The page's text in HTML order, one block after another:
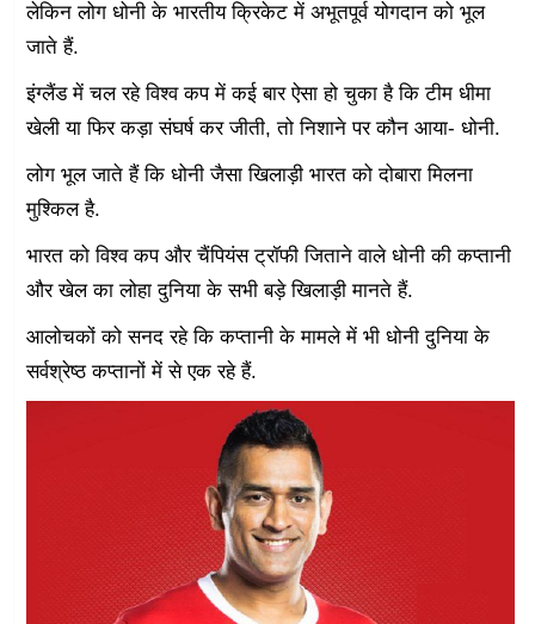
लेकिन लोग धोनी के भारतीय क्रिकेट में अभूतपूर्व योगदान को भूल
जाते हैं.
इंग्लैंड में चल रहे विश्व कप में कई बार ऐसा हो चुका है कि टीम धीमा
खेली या फिर कड़ा संघर्ष कर जीती, तो निशाने पर कौन आया- धोनी.
लोग भूल जाते हैं कि धोनी जैसा खिलाड़ी भारत को दोबारा मिलना
मुश्किल है.
भारत को विश्व कप और चैंपियंस ट्रॉफी जिताने वाले धोनी की कप्तानी
और खेल का लोहा दुनिया के सभी बड़े खिलाड़ी मानते हैं.
आलोचकों को सनद रहे कि कप्तानी के मामले में भी धोनी दुनिया के
सर्वश्रेष्ठ कप्तानों में से एक रहे हैं.